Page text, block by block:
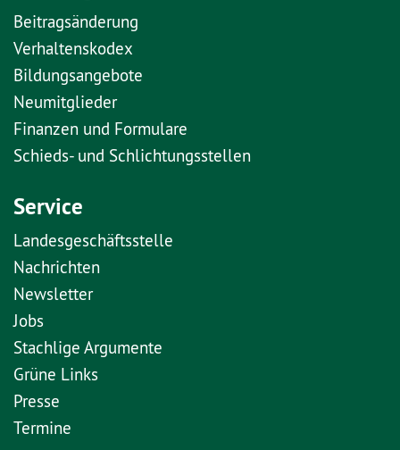
Beitragsänderung
Verhaltenskodex
Bildungsangebote
Neumitglieder
Finanzen und Formulare
Schieds- und Schlichtungsstellen
Service
Landesgeschäftsstelle
Nachrichten
Newsletter
Jobs
Stachlige Argumente
Grüne Links
Presse
Termine